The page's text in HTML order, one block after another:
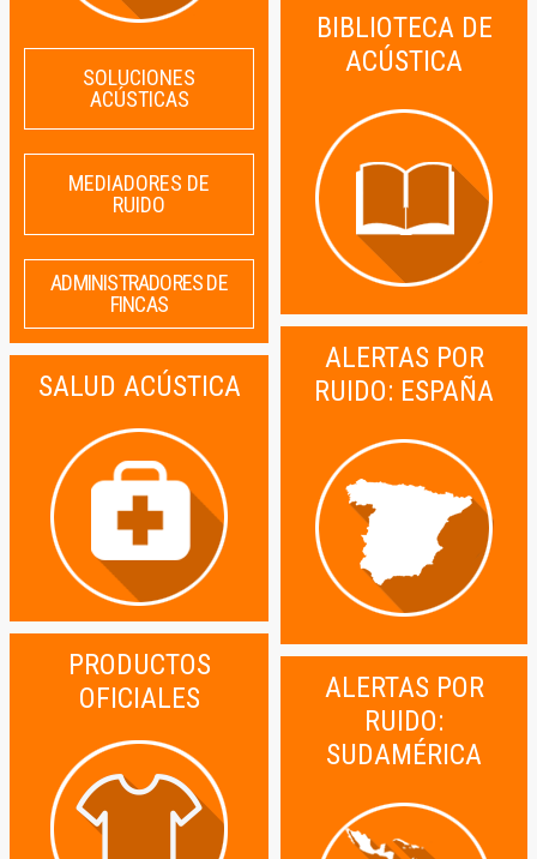
SOLUCIONES
ACÚSTICAS
MEDIADORES DE
RUIDO
ADMINISTRADORES DE
FINCAS
SALUD ACÚSTICA
PRODUCTOS
OFICIALES
BIBLIOTECA DE
ACÚSTICA
ALERTAS POR
RUIDO: ESPAÑA
ALERTAS POR
RUIDO:
SUDAMÉRICA